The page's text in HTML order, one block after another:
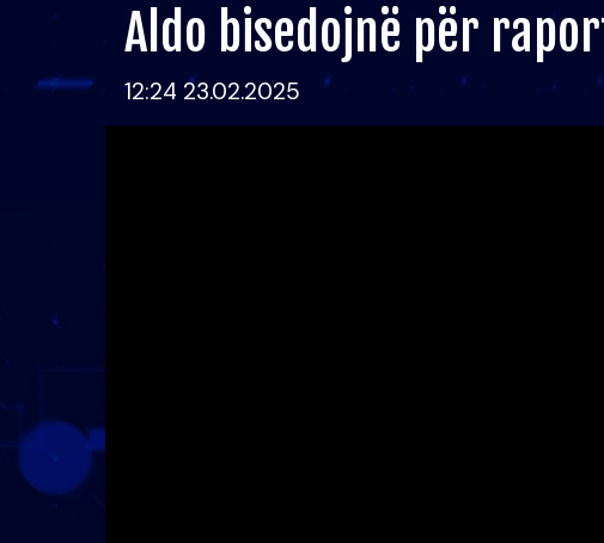
Aldo bisedojnë për
12:24 23.02.2025